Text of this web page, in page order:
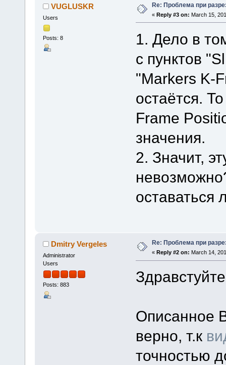
VUGLUSKR
Users
Posts: 8
Re: Проблема при
« Reply #3 on: March 15,
1. Дело в
с пунктов
"Markers K-
остаётся.
Frame
значения.
2. Значит,
оставаться
Dmitry Vergeles
Administrator
Users
Posts: 883
Re: Проблема при
« Reply #2 on: March 14,
Описанное
верно, т.к
точностью